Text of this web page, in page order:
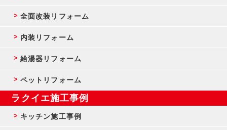
全面改装リフォーム
内装リフォーム
給湯器リフォーム
ペットリフォーム
ラクイエ施工事例
キッチン施工事例